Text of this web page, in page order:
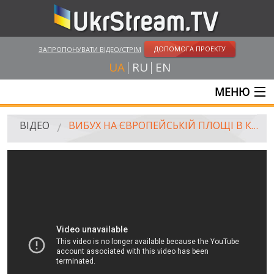
ЗАПРОПОНУВАТИ ВІДЕО/СТРІМ ДОПОМОГА ПРОЕКТУ
UA RU EN
МЕНЮ
ГОЛОВНА
АМАТОРСЬКЕ ВІДЕО
ХУДОЖНІ ТА ДОКУМЕНТАЛЬНІ ПРОЕКТИ
ВІДЕО ВИБУХ НА ЄВРОПЕЙСЬКІЙ ПЛОЩІ В КИЄВА, Є ПОСТРАЖДАЛІ (08.08.2014)